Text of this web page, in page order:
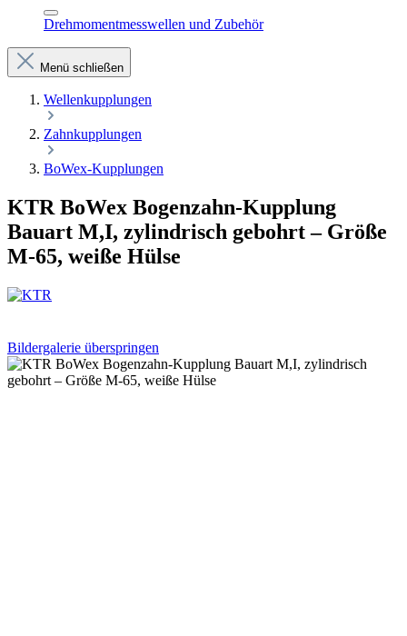
Drehmomentmesswellen und Zubehör
Menü schließen
Wellenkupplungen
Zahnkupplungen
BoWex-Kupplungen
KTR BoWex Bogenzahn-Kupplung
Bauart M,I, zylindrisch gebohrt – Größe
M-65, weiße Hülse
Bildergalerie überspringen